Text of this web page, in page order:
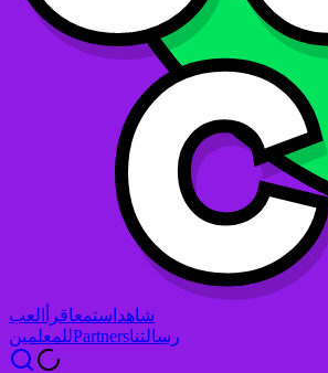
شاهد استمعاقرأ
العب
للمعلمينPartnersرسالتنا